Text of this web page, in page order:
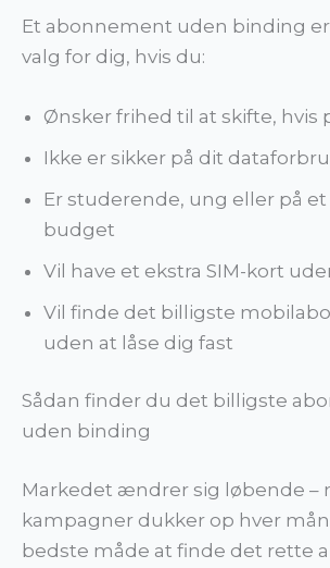
Et abonnement uden binding
valg for dig, hvis du:
Ønsker frihed til at skifte, hvis
Ikke er sikker på dit
Er studerende, ung eller på
budget
Vil have et ekstra SIM-kort
Vil finde det billigste
uden at låse dig fast
Sådan finder du det billigste
uden binding
Markedet ændrer sig løbende –
kampagner dukker op hver
bedste måde at finde det rette